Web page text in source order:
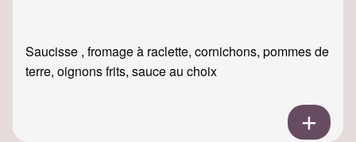
Saucisse , fromage à raclette, cornichons, pommes de
terre, oignons frits, sauce au choix